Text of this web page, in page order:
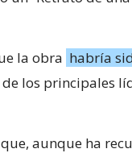
la obra habría
de los principales
aunque ha